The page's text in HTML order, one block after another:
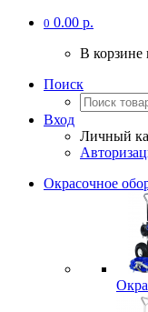
0 0.00 р.
В корзине
Поиск
Вход
Личный
Окрасочное